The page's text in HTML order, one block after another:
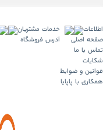
اطلاعات
صفحه اصلی
تماس با ما
شکایات
قوانین و ضوابط
همکاری با پاپایا
خدمات مشتریان
آدرس فروشگاه